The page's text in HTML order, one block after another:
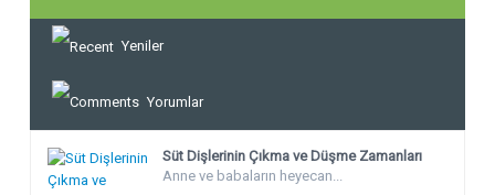
Yeniler
Yorumlar
Süt Dişlerinin Çıkma ve Düşme Zamanları
Anne ve babaların heyecan...